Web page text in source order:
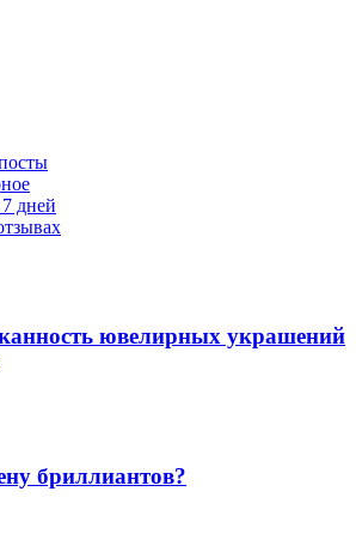
дней
ювелирных украшений
бриллиантов?